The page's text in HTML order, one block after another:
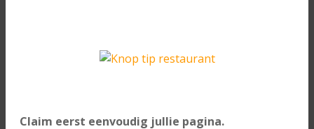
Claim eerst eenvoudig jullie pagina.